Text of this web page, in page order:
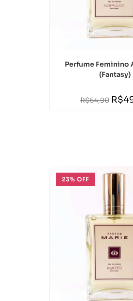
Perfume Feminino
(Fantasy)
R$64,90 R$
23% OFF